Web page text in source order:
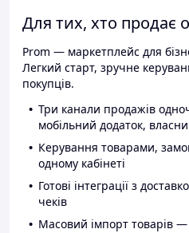
Для тих, хто продає
Prom — маркетплейс для
Легкий старт, зручне
покупців.
Три канали продажів
мобільний додаток,
Керування товарами,
одному кабінеті
Готові інтеграції з
чеків
Масовий імпорт товарів